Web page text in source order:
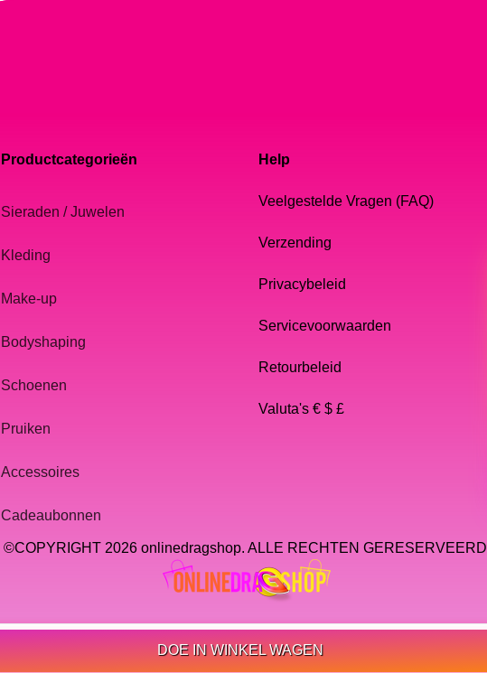
DOE IN WINKEL WAGEN
Productcategorieën
Sieraden / Juwelen
Kleding
Make-up
Bodyshaping
Schoenen
Pruiken
Accessoires
Cadeaubonnen
Help
Veelgestelde Vragen (FAQ)
Verzending
Privacybeleid
Servicevoorwaarden
Retourbeleid
Valuta's € $ £
©COPYRIGHT 2026 onlinedragshop. ALLE RECHTEN GERESERVEERD